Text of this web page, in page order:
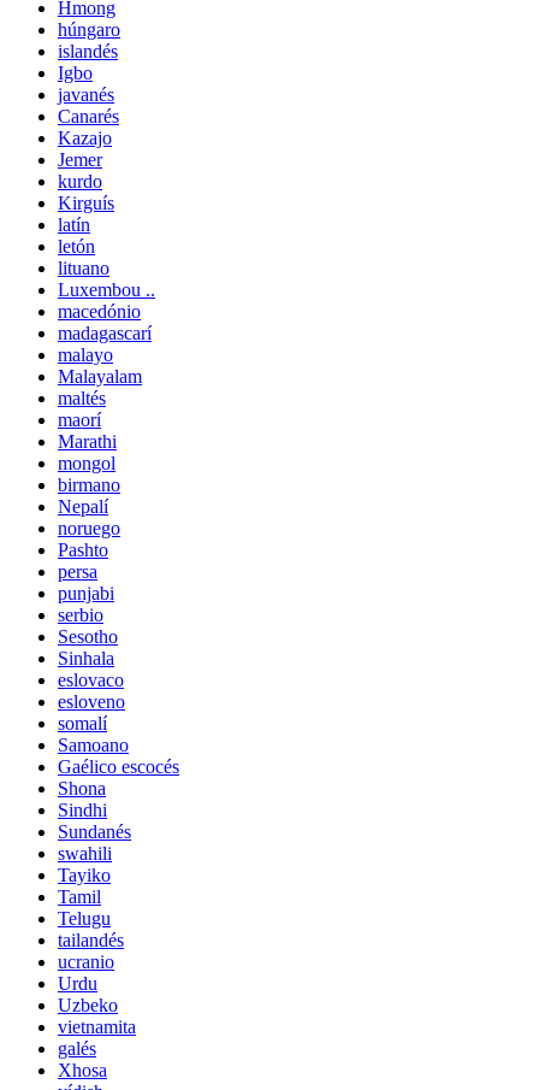
Hmong
húngaro
islandés
Igbo
javanés
Canarés
Kazajo
Jemer
kurdo
Kirguís
latín
letón
lituano
Luxembou ..
macedónio
madagascarí
malayo
Malayalam
maltés
maorí
Marathi
mongol
birmano
Nepalí
noruego
Pashto
persa
punjabi
serbio
Sesotho
Sinhala
eslovaco
esloveno
somalí
Samoano
Gaélico escocés
Shona
Sindhi
Sundanés
swahili
Tayiko
Tamil
Telugu
tailandés
ucranio
Urdu
Uzbeko
vietnamita
galés
Xhosa